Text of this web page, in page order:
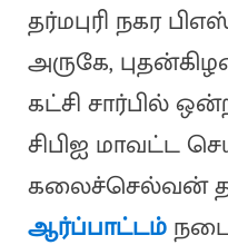
தர்மபுரி நகர
அருகே,
கட்சி சார்பில்
சிபிஐ மாவட்ட
கலைச்செல்வன்
ஆர்ப்பாட்டம்